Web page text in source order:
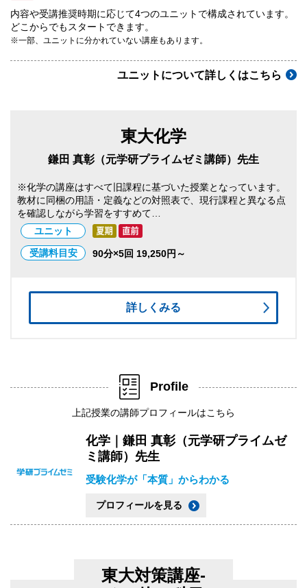
内容や受講推奨時期に応じて4つのユニットで構成されています。
どこからでもスタートできます。
※一部、ユニットに分かれていない講座もあります。
ユニットについて詳しくはこちら
東大化学
鎌田 真彰（元学研プライムゼミ講師）先生
※化学の講座はすべて旧課程に基づいた授業となっています。
教材に同梱の用語・定義などの対照表で、現行課程と異なる点
を確認しながら学習をすすめて…
ユニット
受講料目安
90分×5回 19,250円～
詳しくみる
Profile
上記授業の講師プロフィールはこちら
化学｜鎌田 真彰（元学研プライムゼ
ミ講師）先生
受験化学が「本質」からわかる
プロフィールを見る
東大対策講座-